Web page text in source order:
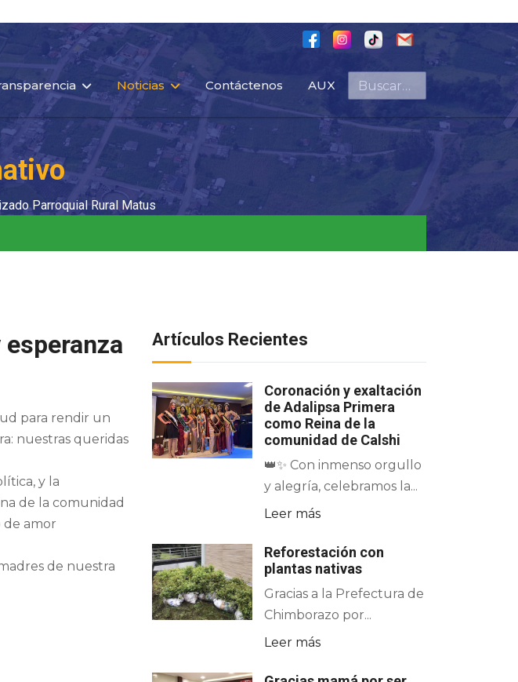
Noticias Contáctenos AUX Buscar
Parroquial Rural Matus
para rendir un
nuestras queridas
y la
de la comunidad
de amor
de nuestra
Artículos Recientes
Coronación y exaltación
de Adalipsa Primera
como Reina de la
comunidad de Calshi
👑✨ Con inmenso orgullo
y alegría, celebramos la...
Leer más
Reforestación con
plantas nativas
Gracias a la Prefectura de
Chimborazo por...
Leer más